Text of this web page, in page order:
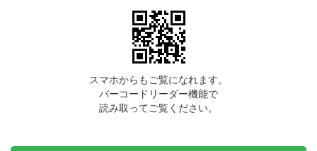
スマホからもご覧になれます。
バーコードリーダー機能で
読み取ってご覧ください。